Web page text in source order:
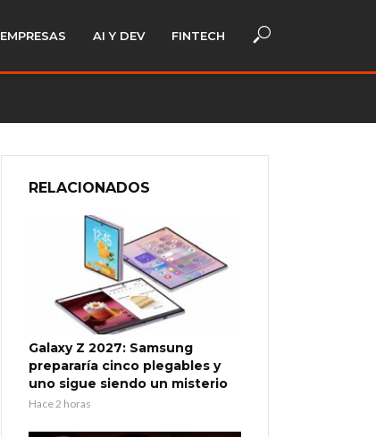
EMPRESAS AI Y DEV FINTECH
RELACIONADOS
Galaxy Z 2027: Samsung
prepararía cinco plegables y
uno sigue siendo un misterio
Hace 2 horas